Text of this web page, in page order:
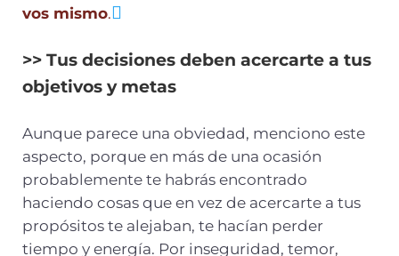
vos mismo.
>> Tus decisiones deben acercarte a tus
objetivos y metas
Aunque parece una obviedad, menciono este
aspecto, porque en más de una ocasión
probablemente te habrás encontrado
haciendo cosas que en vez de acercarte a tus
propósitos te alejaban, te hacían perder
tiempo y energía. Por inseguridad, temor,